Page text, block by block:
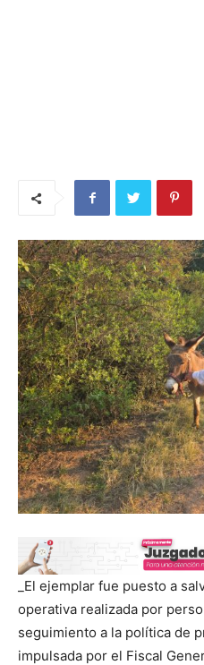
_El ejemplar fue puesto a
operativa realizada por
seguimiento a la política de
impulsada por el Fiscal